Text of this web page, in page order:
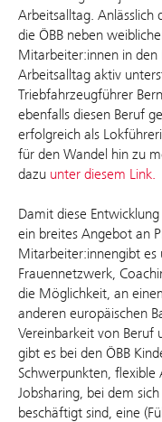
Arbeitsalltag.
die ÖBB neben
Mitarbeiter:innen in
Arbeitsalltag aktiv
Triebfahrzeugführer
ebenfalls diesen Beruf
erfolgreich als
für den Wandel hin zu
dazu unter diesem Link.
Damit diese
ein breites Angebot an
Mitarbeiter:innengibt es
Frauennetzwerk,
die Möglichkeit, an
anderen europäischen
Vereinbarkeit von Beruf
gibt es bei den ÖBB
Schwerpunkten,
Jobsharing, bei dem
beschäftigt sind, eine